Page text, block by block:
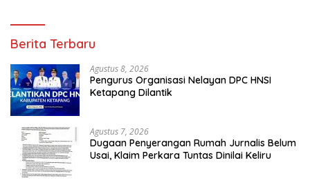
Berita Terbaru
Agustus 8, 2026
Pengurus Organisasi Nelayan DPC HNSI
Ketapang Dilantik
Agustus 7, 2026
Dugaan Penyerangan Rumah Jurnalis Belum
Usai, Klaim Perkara Tuntas Dinilai Keliru